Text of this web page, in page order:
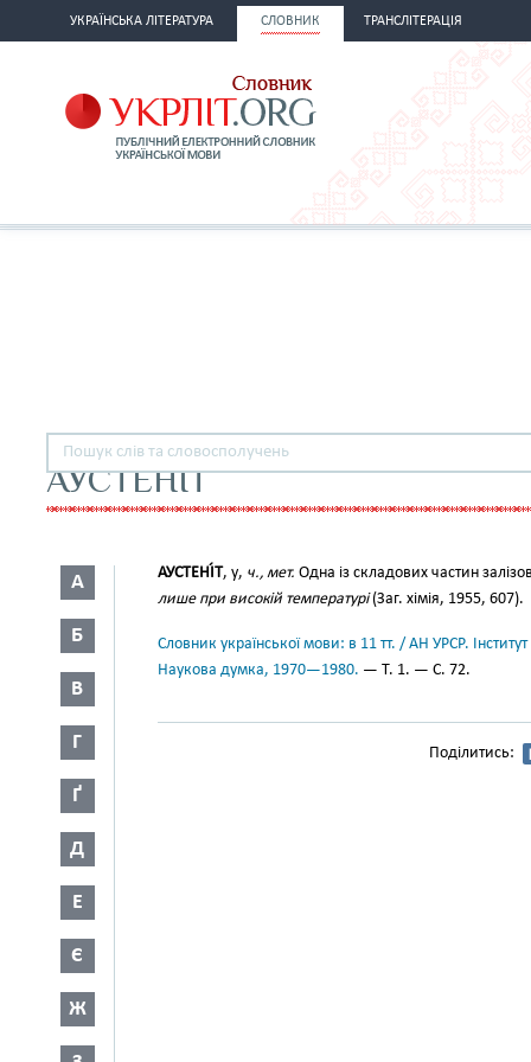
УКРАЇНСЬКА ЛІТЕРАТУРА СЛОВНИК ТРАНСЛІТЕРАЦІЯ
АУСТЕНІТ
А
Б
В
Г
Ґ
Д
Е
Є
Ж
АУСТЕНІ́Т, у, ч., мет. Одна із складових частин
лише при високій температурі(Заг. хімія, 1955, 607).
Словник української мови: в 11 тт. / АН УРСР.
Наукова думка, 1970—1980. — Т. 1. — С. 72.
Поділитись: